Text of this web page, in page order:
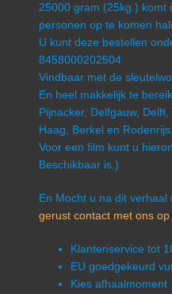
25000 gram (25kg.) komt
personen op te komen
U kunt deze bestellen
8458000202504
Vindbaar met de
En heel makkelijk te
Pijnacker, Delfgauw,
Haag, Berkel en
Voor een film kunt u
Beschikbaar is.)
En Mocht u na dit verhaal
gerust contact met ons op
Klantenservice tot
EU goedgekeurd
Kies afhaalmoment